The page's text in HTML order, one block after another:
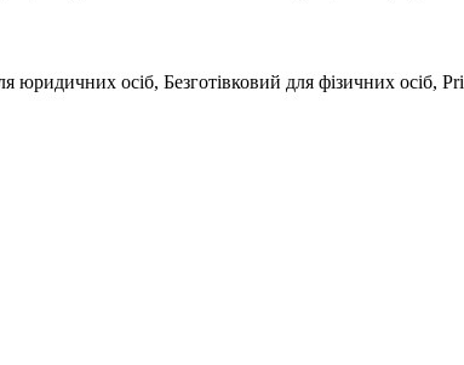
юридичних осіб, Безготівковий для фізичних осіб,